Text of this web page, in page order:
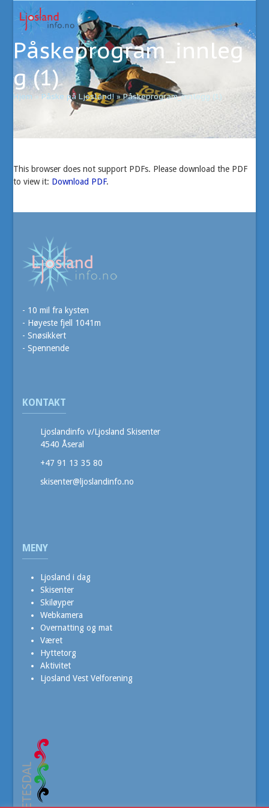
content
Open
mobile
menu
Close
mobile
menu
Påskeprogram_innleg
g (1)
Hjem»Påske på Ljosland!»Påskeprogram_innlegg (1)
This browser does not support PDFs. Please download the PDF
to view it: Download PDF.
- 10 mil fra kysten
- Høyeste fjell 1041m
- Snøsikkert
- Spennende
KONTAKT
Ljoslandinfo v/Ljosland Skisenter
4540 Åseral
+47 91 13 35 80
skisenter@ljoslandinfo.no
MENY
Ljosland i dag
Skisenter
Skiløyper
Webkamera
Overnatting og mat
Været
Hyttetorg
Aktivitet
Ljosland Vest Velforening